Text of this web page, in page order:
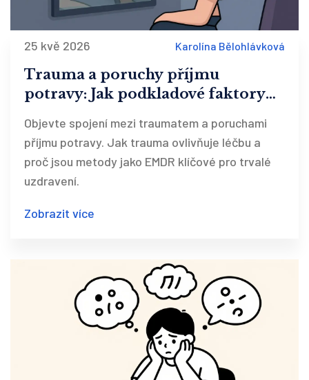
25 kvě 2026 Karolína Bělohlávková
Trauma a poruchy příjmu
potravy: Jak podkladové faktory
Objevte spojení mezi traumatem a poruchami
příjmu potravy. Jak trauma ovlivňuje léčbu a
proč jsou metody jako EMDR klíčové pro trvalé
uzdravení.
Zobrazit více